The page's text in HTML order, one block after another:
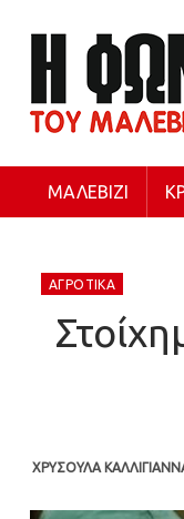
ΜΑΛΕΒΊΖΙ
ΑΓΡΟΤΙΚΆ
ΧΡΥΣΟΥΛΑ